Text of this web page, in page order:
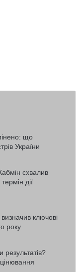
що
України
схвалив
дії
ключові
року